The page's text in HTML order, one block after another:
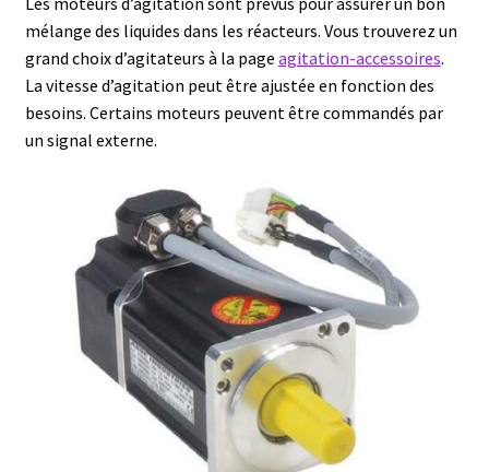
Afficheur
Agitateurs magnétiques
Agitation – Moteur
Agitation-Accessoires
Analyse de composés chimiques
Analyse de l’eau
Analyse des allergènes
mélange des liquides dans les réacteurs. Vous trouverez un
grand choix d’agitateurs à la page agitation-accessoires.
La vitesse d’agitation peut être ajustée en fonction des
besoins. Certains moteurs peuvent être commandés par
un signal externe.